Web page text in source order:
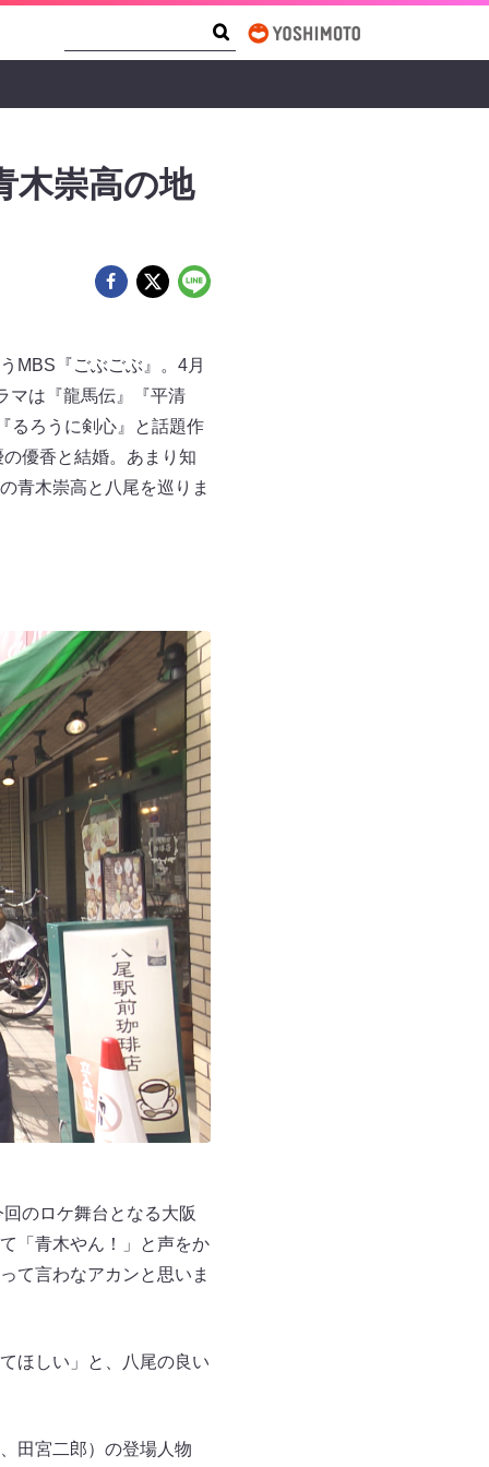
木崇高の地
MBS『ごぶごぶ』。4月
マは『龍馬伝』『平清
るろうに剣心』と話題作
優香と結婚。あまり知
青木崇高と八尾を巡りま
のロケ舞台となる大阪
「青木やん！」と声をか
て言わなアカンと思いま
ほしい」と、八尾の良い
田宮二郎）の登場人物